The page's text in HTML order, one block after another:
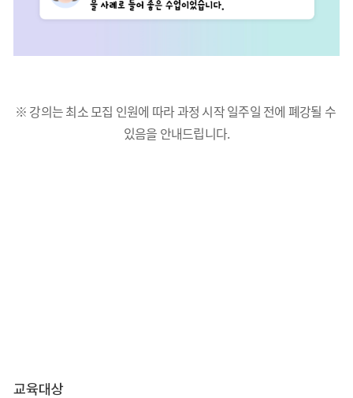
※ 강의는 최소 모집 인원에 따라 과정 시작 일주일 전에 폐강될 수
있음을 안내드립니다.
교육대상